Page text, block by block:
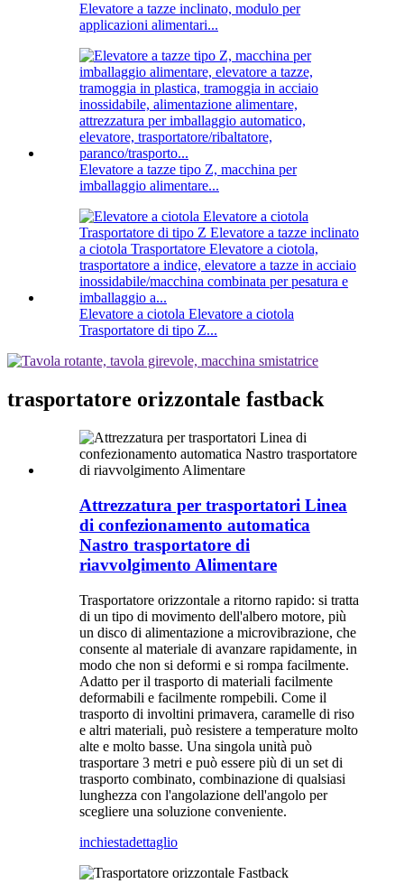
Elevatore a tazze inclinato, modulo per
applicazioni alimentari...
Elevatore a tazze tipo Z, macchina per
imballaggio alimentare...
Elevatore a ciotola Elevatore a ciotola
Trasportatore di tipo Z...
trasportatore orizzontale fastback
Attrezzatura per trasportatori Linea
di confezionamento automatica
Nastro trasportatore di
riavvolgimento Alimentare
Trasportatore orizzontale a ritorno rapido: si tratta
di un tipo di movimento dell'albero motore, più
un disco di alimentazione a microvibrazione, che
consente al materiale di avanzare rapidamente, in
modo che non si deformi e si rompa facilmente.
Adatto per il trasporto di materiali facilmente
deformabili e facilmente rompebili. Come il
trasporto di involtini primavera, caramelle di riso
e altri materiali, può resistere a temperature molto
alte e molto basse. Una singola unità può
trasportare 3 metri e può essere più di un set di
trasporto combinato, combinazione di qualsiasi
lunghezza con l'angolazione dell'angolo per
scegliere una soluzione conveniente.
inchiestadettaglio